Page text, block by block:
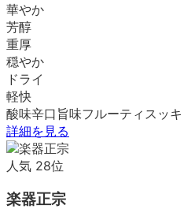
華やか
芳醇
重厚
穏やか
ドライ
軽快
酸味辛口 旨味フルーティ スッキ
詳細を見る
人気 28位
楽器正宗